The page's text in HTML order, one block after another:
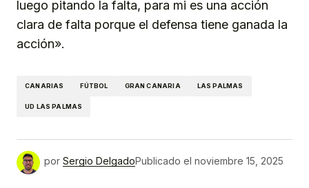
luego pitando la falta, para mi es una acción
clara de falta porque el defensa tiene ganada la
acción».
CANARIAS FÚTBOL GRAN CANARIA LAS PALMAS
UD LAS PALMAS
por Sergio DelgadoPublicado el noviembre 15, 2025